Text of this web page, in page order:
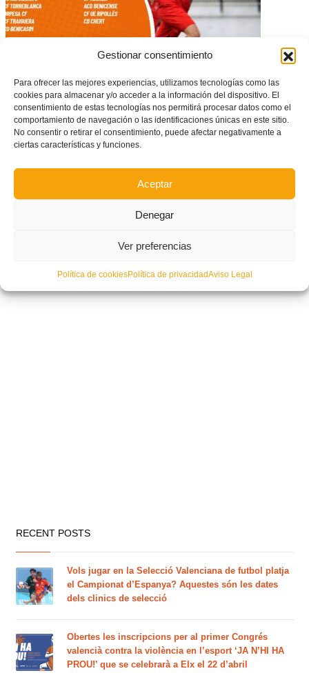
Gestionar consentimiento
Para ofrecer las mejores experiencias, utilizamos tecnologías como las
cookies para almacenar y/o acceder a la información del dispositivo. El
consentimiento de estas tecnologías nos permitirá procesar datos como el
comportamiento de navegación o las identificaciones únicas en este sitio.
No consentir o retirar el consentimiento, puede afectar negativamente a
ciertas características y funciones.
Aceptar
Denegar
Ver preferencias
Política de cookiesPolítica de privacidadAviso Legal
Aquestos són els 9 grups de Primera Regional aficionats per a la
temporada 21/22
RECENT POSTS
Vols jugar en la Selecció Valenciana de futbol platja
el Campionat d’Espanya? Aquestes són les dates
dels clinics de selecció
Obertes les inscripcions per al primer Congrés
valencià contra la violència en l’esport ‘JA N’HI HA
PROU!’ que se celebrarà a Elx el 22 d’abril